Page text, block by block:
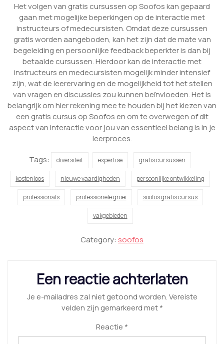
Het volgen van gratis cursussen op Soofos kan gepaard
gaan met mogelijke beperkingen op de interactie met
instructeurs of medecursisten. Omdat deze cursussen
gratis worden aangeboden, kan het zijn dat de mate van
begeleiding en persoonlijke feedback beperkter is dan bij
betaalde cursussen. Hierdoor kan de interactie met
instructeurs en medecursisten mogelijk minder intensief
zijn, wat de leerervaring en de mogelijkheid tot het stellen
van vragen en discussies zou kunnen beïnvloeden. Het is
belangrijk om hier rekening mee te houden bij het kiezen van
een gratis cursus op Soofos en om te overwegen of dit
aspect van interactie voor jou van essentieel belang is in je
leerproces.
Tags:
diversiteit expertise gratis cursussen
kostenloos nieuwe vaardigheden persoonlijke ontwikkeling
professionals professionele groei soofos gratis cursus
vakgebieden
Category: soofos
Een reactie achterlaten
Je e-mailadres zal niet getoond worden.Vereiste
velden zijn gemarkeerd met*
Reactie *